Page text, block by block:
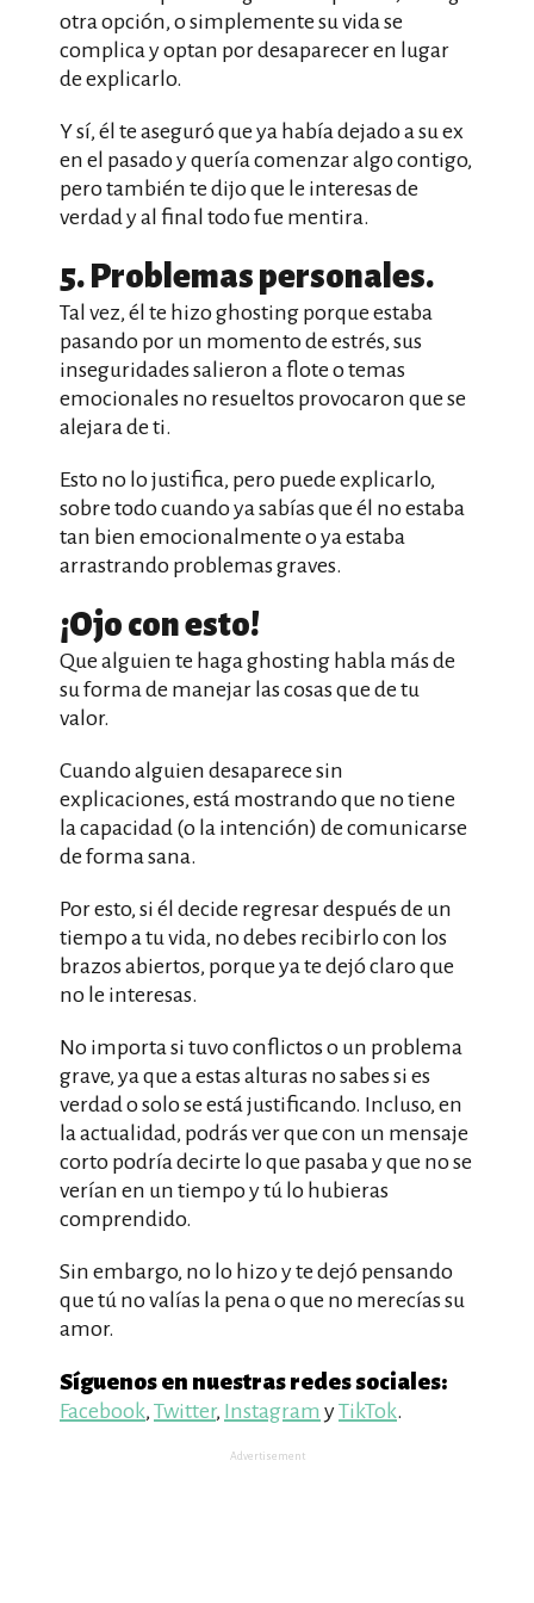
otra opción, o simplemente su vida se
complica y optan por desaparecer en lugar
de explicarlo.
Y sí, él te aseguró que ya había dejado a su ex
en el pasado y quería comenzar algo contigo,
pero también te dijo que le interesas de
verdad y al final todo fue mentira.
5. Problemas personales.
Tal vez, él te hizo ghosting porque estaba
pasando por un momento de estrés, sus
inseguridades salieron a flote o temas
emocionales no resueltos provocaron que se
alejara de ti.
Esto no lo justifica, pero puede explicarlo,
sobre todo cuando ya sabías que él no estaba
tan bien emocionalmente o ya estaba
arrastrando problemas graves.
¡Ojo con esto!
Que alguien te haga ghosting habla más de
su forma de manejar las cosas que de tu
valor.
Cuando alguien desaparece sin
explicaciones, está mostrando que no tiene
la capacidad (o la intención) de comunicarse
de forma sana.
Por esto, si él decide regresar después de un
tiempo a tu vida, no debes recibirlo con los
brazos abiertos, porque ya te dejó claro que
no le interesas.
No importa si tuvo conflictos o un problema
grave, ya que a estas alturas no sabes si es
verdad o solo se está justificando. Incluso, en
la actualidad, podrás ver que con un mensaje
corto podría decirte lo que pasaba y que no se
verían en un tiempo y tú lo hubieras
comprendido.
Sin embargo, no lo hizo y te dejó pensando
que tú no valías la pena o que no merecías su
amor.
Síguenos en nuestras redes sociales:
Facebook, Twitter, Instagram yTikTok.
Advertisement